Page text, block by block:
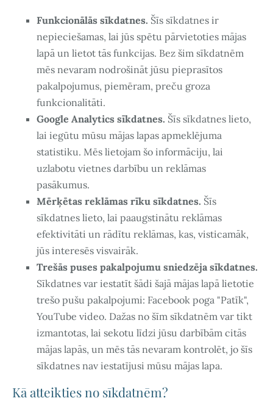
Funkcionālās sīkdatnes. Šīs sīkdatnes ir
nepieciešamas, lai jūs spētu pārvietoties mājas
lapā un lietot tās funkcijas. Bez šim sīkdatnēm
mēs nevaram nodrošināt jūsu pieprasītos
pakalpojumus, piemēram, preču groza
funkcionalitāti.
Google Analytics sīkdatnes. Šīs sīkdatnes lieto,
lai iegūtu mūsu mājas lapas apmeklējuma
statistiku. Mēs lietojam šo informāciju, lai
uzlabotu vietnes darbību un reklāmas
pasākumus.
Mērķētas reklāmas rīku sīkdatnes. Šīs
sīkdatnes lieto, lai paaugstinātu reklāmas
efektivitāti un rādītu reklāmas, kas, visticamāk,
jūs interesēs visvairāk.
Trešās puses pakalpojumu sniedzēja sīkdatnes.
Sīkdatnes var iestatīt šādi šajā mājas lapā lietotie
trešo pušu pakalpojumi: Facebook poga "Patīk",
YouTube video. Dažas no šīm sīkdatnēm var tikt
izmantotas, lai sekotu līdzi jūsu darbībām citās
mājas lapās, un mēs tās nevaram kontrolēt, jo šīs
sīkdatnes nav iestatījusi mūsu mājas lapa.
Kā atteikties no sīkdatnēm?